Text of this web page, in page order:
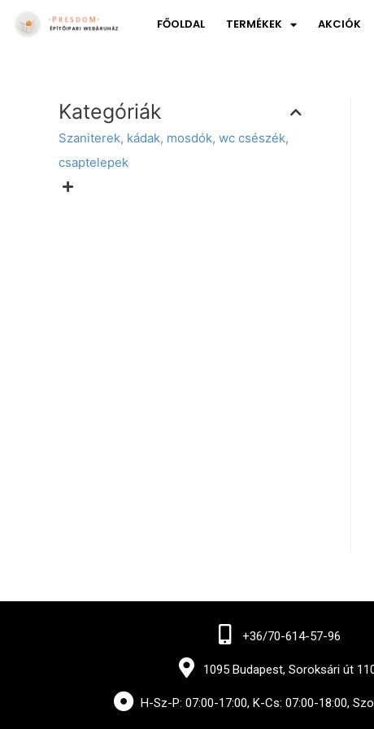
FŐOLDAL TERMÉKEK AKCIÓK
Kategóriák
Szaniterek, kádak, mosdók, wc csészék,
csaptelepek
+36/70-614-57-96
1095 Budapest, Soroksári út
H-Sz-P: 07:00-17:00, K-Cs: 07:00-18:00,